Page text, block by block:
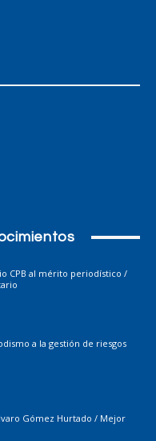
CPB al mérito periodístico /
a la gestión de riesgos
Gómez Hurtado / Mejor